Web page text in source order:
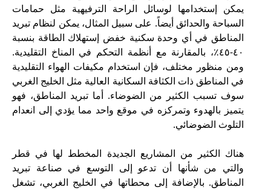
يمكن إستخدامها لوسائل الراحة الترفيهية مثل حمامات
السباحة والحدائق أيضاً. على سبيل المثال، يمكن لنظام تبريد
المناطق في أي وحدة سكنية خفض إستهلاك الطاقة بنسبة
٤٠-٤٥٪، بالمقارنة مع أنظمة التحكم في المناخ التقليدية.
ومن منظور مختلف، فإن استخدام مكيفات الهواء التقليدية
في المناطق ذات الكثافة السكانية العالية مثل الخليج الغربي
سوف تسبب الكثير من الضوضاء. أما تبريد المناطق، فهو
يتميز بالهدوء وتمركزه في موقع واحد مما يؤدي إلى انعدام
التلوث الضوضائي.
هناك الكثير من المشاريع الجديدة المخطط لها في قطر
والتي من شأنها أن تدعو إلى التوسع في صناعة تبريد
المناطق. بالإضافة إلى محطاتها في الخليج الغربي، تشغل